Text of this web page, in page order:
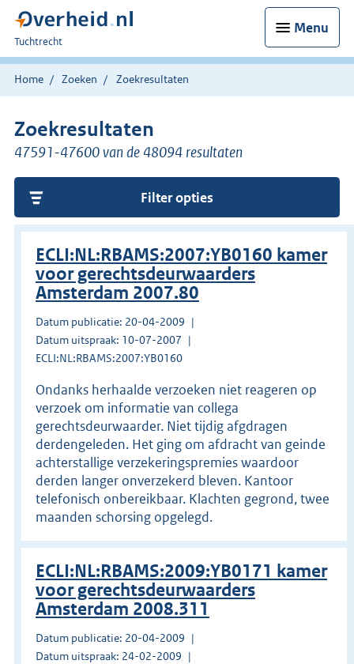
Menu
U
bent
hier:
Tuchtrecht
Home Zoeken Zoekresultaten
Zoekresultaten
47591-47600 van de 48094 resultaten
Filter opties
ECLI:NL:RBAMS:2007:YB0160 kamer
voor gerechtsdeurwaarders
Amsterdam 2007.80
Datum publicatie: 20-04-2009
Datum uitspraak: 10-07-2007
ECLI:NL:RBAMS:2007:YB0160
Ondanks herhaalde verzoeken niet reageren op
verzoek om informatie van collega
gerechtsdeurwaarder. Niet tijdig afgdragen
derdengeleden. Het ging om afdracht van geinde
achterstallige verzekeringspremies waardoor
derden langer onverzekerd bleven. Kantoor
telefonisch onbereikbaar. Klachten gegrond, twee
maanden schorsing opgelegd.
ECLI:NL:RBAMS:2009:YB0171 kamer
voor gerechtsdeurwaarders
Amsterdam 2008.311
Datum publicatie: 20-04-2009
Datum uitspraak: 24-02-2009